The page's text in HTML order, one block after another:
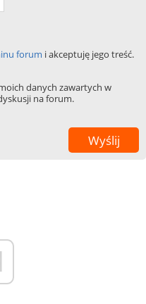
forum i akceptuję jego treść.
danych zawartych w
na forum.